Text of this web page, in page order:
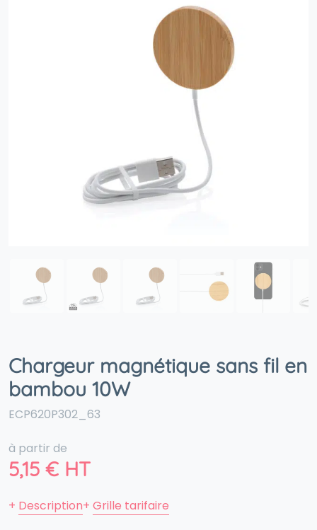
Chargeur magnétique sans fil en
bambou 10W
ECP620P302_63
à partir de
5,15 € HT
+ Description+ Grille tarifaire